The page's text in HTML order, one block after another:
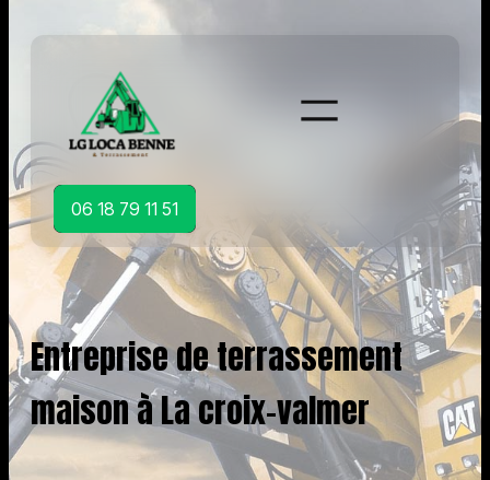
06 18 79 11 51
Entreprise de terrassement
maison à La croix-valmer